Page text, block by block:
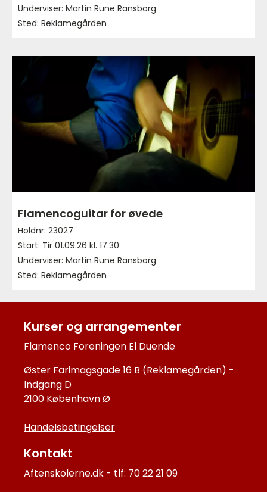
Underviser: Martin Rune Ransborg
Sted: Reklamegården
Flamencoguitar for øvede
Holdnr: 23027
Start: Tir 01.09.26 kl. 17.30
Underviser: Martin Rune Ransborg
Sted: Reklamegården
Kurser og arrangementer
Flamenco Foreningen El Duende
Øster Farimagsgade 16 B (Reklamegården) -
Indgang D
2100 København Ø
Handelsbetingelser
Kontakt
Aftenskolerne.dk - tlf: 70 22 21 09